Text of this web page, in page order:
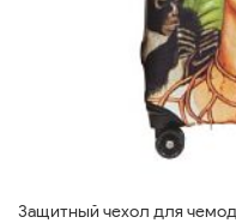
Защитный чехол для